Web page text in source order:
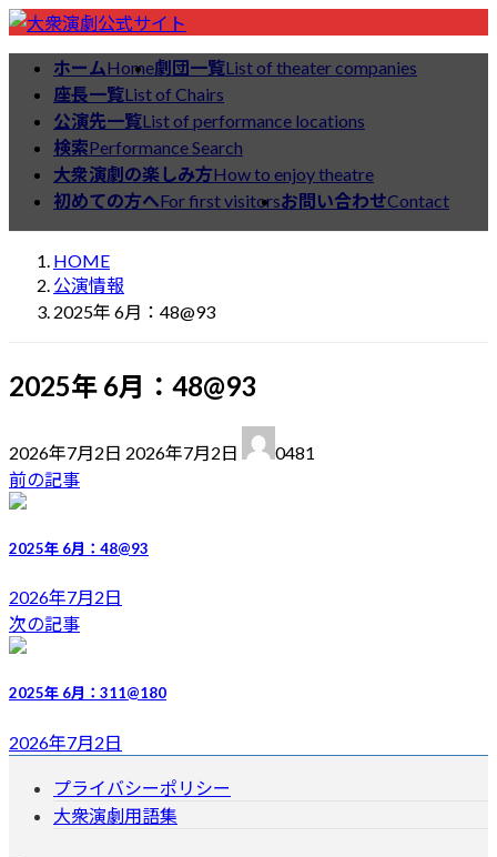
コ
ン
ッ
ナ
ビ
移
ホームHome劇団一覧List of theater companies
座長一覧List of Chairs
公演先一覧List of performance locations
検索Performance Search
大衆演劇の楽しみ方How to enjoy theatre
初めての方へFor first visitorsお問い合わせContact
HOME
公演情報
2025年 6月：48@93
2025年 6月：48@93
2026年7月2日
終
日
2026年7月2日
0481
前の記事
2025年 6月：48@93
2026年7月2日
次の記事
2025年 6月：311@180
2026年7月2日
プライバシーポリシー
大衆演劇用語集